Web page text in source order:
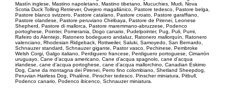
Mastín inglese, Mastino napoletano, Mastino tibetano, Mucuchies, Mudi, Nova
Scotia Duck Tolling Retriever, Ovejero magallánico, Pastore tedesco, Pastore belga,
Pastore blanco svizzero, Pastore catalano, Pastore croato, Pastore garaffiano,
Pastore olandese, Pastore peruviano Chiribaya, Pastore de Pirenei, Leonese
Shepherd, Pastore di mallorca, Pastore maremmano-abruzzese, Podenco
portoghese, Pointer, Pomerania, Dogo canario, Pudelpointer, Pug, Puli, Pumi,
Rafeiro do Alentejo, Ratonero bodeguero andaluz, Ratonero mallorquín, Ratonero
valenciano, Rhodesian Ridgeback, Rottweiler, Saluki, Samoyedo, San Bernardo,
Schnauzer standard, Schnauzer gigante, Pastor vasco, Pechinese, Pembroke
Welsh Corgi, Galgo italiano, Perdiguero francese, Perdiguero portoguese, Cimarrón
uruguayo, Cane d’acqua americano, Cane d’acqua spagnolo, cane d’acqua
irlandese, cane d’acqua portoghese, cane d’acqua mallorchino, Canadian Eskimo
Dog, Cane da montagna dei Pirenei, Perro fino colombiano, Shetland Sheepdog,
Peruvian Hairless Dog, Phalène, Pinscher tedesco, Pinscher miniatura, Pitbull,
Podenco canario, Podenco ibicenco, Schnauzer miniatura.